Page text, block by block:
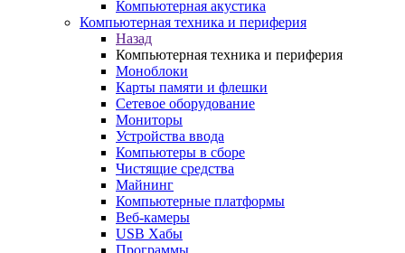
Компьютерная акустика
Компьютерная техника и периферия
Назад
Компьютерная техника и периферия
Моноблоки
Карты памяти и флешки
Сетевое оборудование
Мониторы
Устройства ввода
Компьютеры в сборе
Чистящие средства
Майнинг
Компьютерные платформы
Веб-камеры
USB Хабы
Программы